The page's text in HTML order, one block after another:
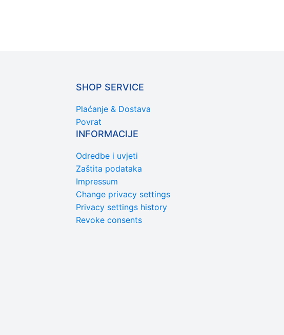
SHOP SERVICE
Plaćanje & Dostava
Povrat
INFORMACIJE
Odredbe i uvjeti
Zaštita podataka
Impressum
Change privacy settings
Privacy settings history
Revoke consents